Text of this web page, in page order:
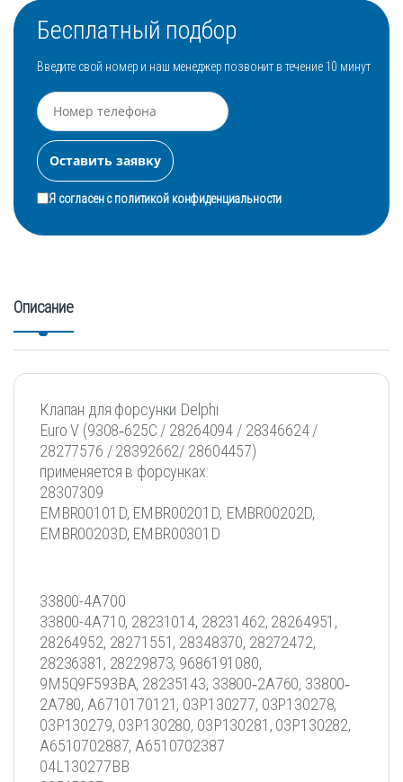
Бесплатный подбор
Введите свой номер и наш менеджер позвонит в течение 10 минут
Я согласен сполитикой конфиденциальности
Описание
Клапан для форсунки Delphi
Euro V (9308‐625C / 28264094 / 28346624 /
28277576 / 28392662/ 28604457)
применяется в форсунках:
28307309
EMBR00101D, EMBR00201D, EMBR00202D,
EMBR00203D, EMBR00301D
33800-4A700
33800-4A710, 28231014, 28231462, 28264951,
28264952, 28271551, 28348370, 28272472,
28236381, 28229873, 9686191080,
9M5Q9F593BA, 28235143, 33800‐2A760, 33800‐
2A780, A6710170121, 03P130277, 03P130278,
03P130279, 03P130280, 03P130281, 03P130282,
A6510702887, A6510702387
04L130277BB